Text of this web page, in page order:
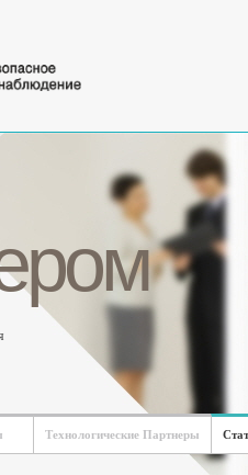
Технологические Партнеры